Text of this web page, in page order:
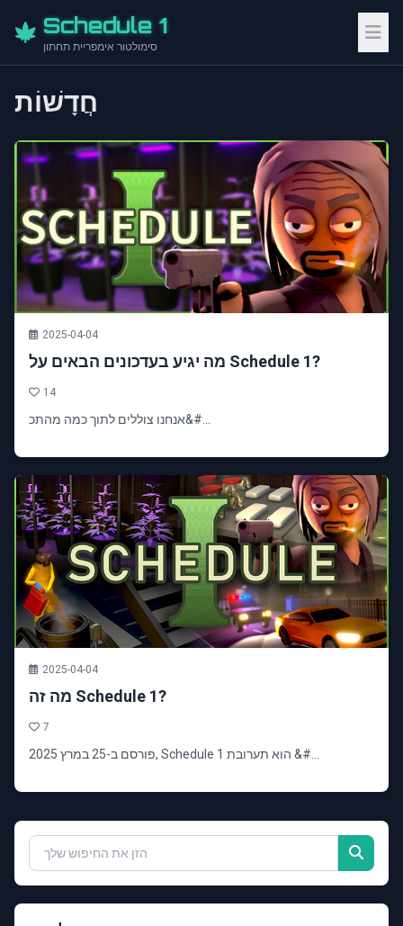
Schedule 1
סימולטור אימפריית תחתון
חֲדָשׁוֹת
2025-04-04
מה יגיע בעדכונים הבאים על Schedule 1?
14
אנחנו צוללים לתוך כמה מהתכ&#...
2025-04-04
מה זה Schedule 1?
7
פורסם ב-25 במרץ 2025, Schedule 1 הוא תערובת &#...